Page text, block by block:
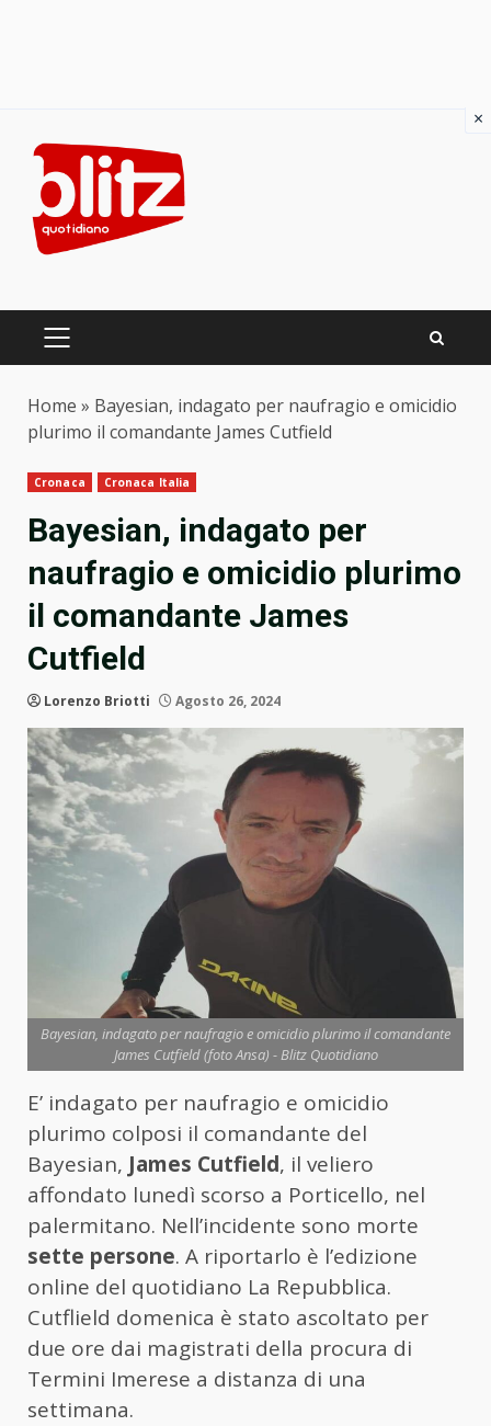
content
PRIMARY
Home » Bayesian, indagato per naufragio e omicidio
plurimo il comandante James Cutfield
Cronaca Cronaca Italia
Bayesian, indagato per
naufragio e omicidio plurimo
il comandante James
Cutfield
Lorenzo Briotti Agosto 26, 2024
Bayesian, indagato per naufragio e omicidio plurimo il comandante
James Cutfield (foto Ansa) - Blitz Quotidiano
E’ indagato per naufragio e omicidio
plurimo colposi il comandante del
Bayesian, James Cutfield, il veliero
affondato lunedì scorso a Porticello, nel
palermitano. Nell’incidente sono morte
sette persone. A riportarlo è l’edizione
online del quotidiano La Repubblica.
Cutflield domenica è stato ascoltato per
due ore dai magistrati della procura di
Termini Imerese a distanza di una
settimana.
×